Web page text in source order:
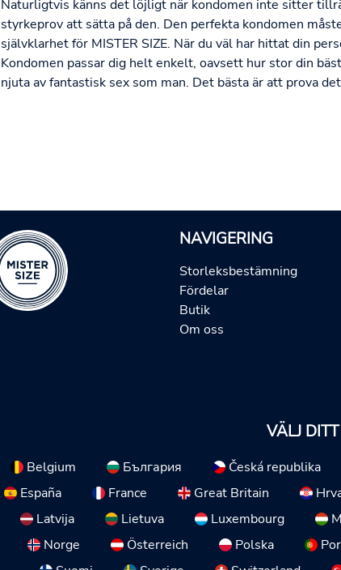
Naturligtvis känns det löjligt när kondomen inte sitter
styrkeprov att sätta på den. Den perfekta kondomen
självklarhet för MISTER SIZE. När du väl har hittat din
Kondomen passar dig helt enkelt, oavsett hur stor din
njuta av fantastisk sex som man. Det bästa är att prova
NAVIGERING
Storleksbestämning
Fördelar
Butik
Om oss
VÄLJ
Belgium България Česká republika
España
France Great Britain
Latvija
Lietuva Luxembourg
Norge
Österreich Polska